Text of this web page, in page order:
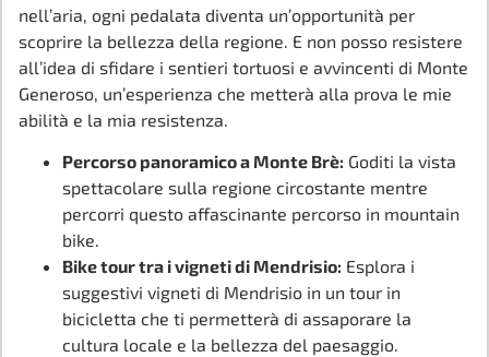
nell’aria, ogni pedalata diventa un’opportunità per
scoprire la bellezza della regione. E non posso resistere
all’idea di sfidare i sentieri tortuosi e avvincenti di Monte
Generoso, un’esperienza che metterà alla prova le mie
abilità e la mia resistenza.
Percorso panoramico a Monte Brè: Goditi la vista
spettacolare sulla regione circostante mentre
percorri questo affascinante percorso in mountain
bike.
Bike tour tra i vigneti di Mendrisio: Esplora i
suggestivi vigneti di Mendrisio in un tour in
bicicletta che ti permetterà di assaporare la
cultura locale e la bellezza del paesaggio.